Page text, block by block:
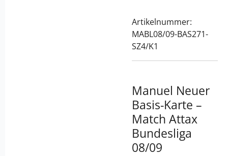
Artikelnummer:
MABL08/09-BAS271-
SZ4/K1
Manuel Neuer
Basis-Karte –
Match Attax
Bundesliga
08/09